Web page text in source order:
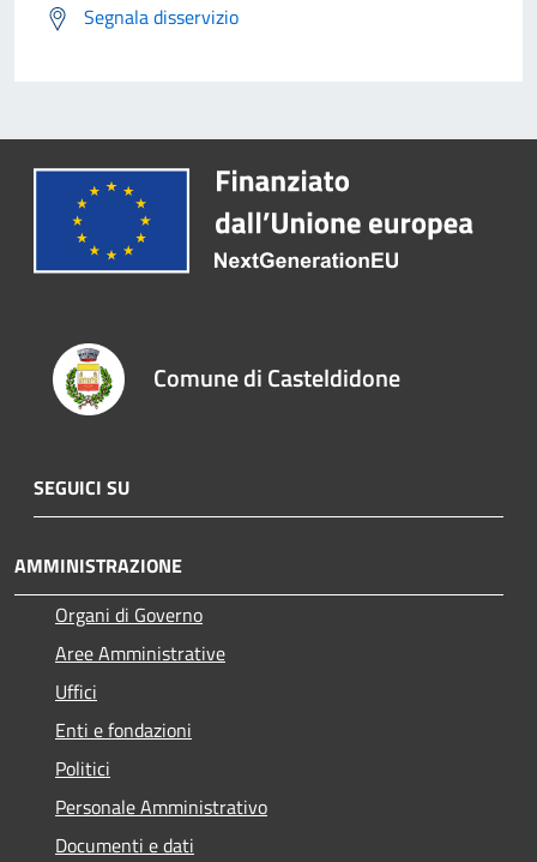
Segnala disservizio
Comune di Casteldidone
SEGUICI SU
AMMINISTRAZIONE
Organi di Governo
Aree Amministrative
Uffici
Enti e fondazioni
Politici
Personale Amministrativo
Documenti e dati